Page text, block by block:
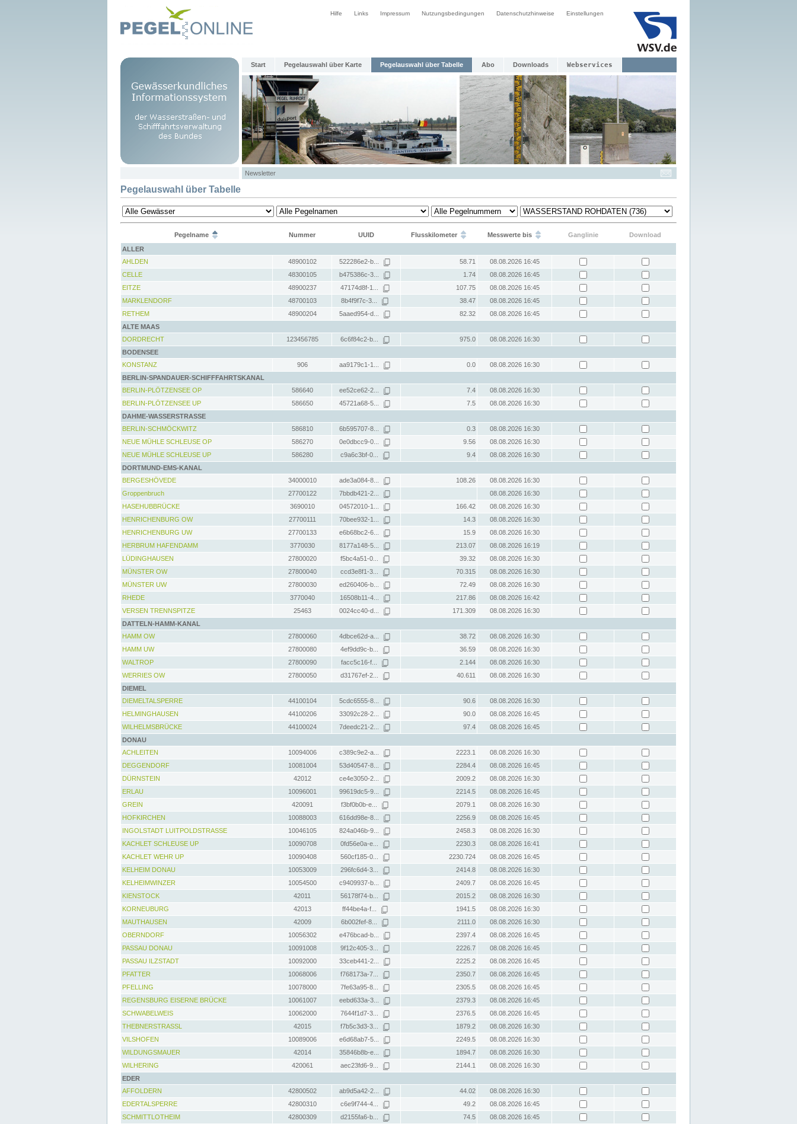
Hilfe Links Impressum Nutzungsbedingungen Datenschutzhinweise Einstellungen
Start Pegelauswahl über Karte Pegelauswahl über Tabelle Abo Downloads Webservices
Newsletter
Pegelauswahl über Tabelle
Pegelname Nummer UUID Flusskilometer Messwerte bis Ganglinie
Download
ALLER
AHLDEN
48900102 522286e2-b... 58.71
08.08.2026 16:45
CELLE
48300105 b475386c-3... 1.74
08.08.2026 16:45
EITZE
48900237 47174d8f-1... 107.75
08.08.2026 16:45
MARKLENDORF
48700103 8b4f9f7c-3... 38.47
08.08.2026 16:45
RETHEM
48900204 5aaed954-d... 82.32
08.08.2026 16:45
ALTE MAAS
DORDRECHT
123456785 6c6f84c2-b... 975.0
08.08.2026 16:30
BODENSEE
KONSTANZ
906 aa9179c1-1... 0.0
08.08.2026 16:30
BERLIN-SPANDAUER-SCHIFFFAHRTSKANAL
BERLIN-PLÖTZENSEE OP
586640 ee52ce62-2... 7.4
08.08.2026 16:30
BERLIN-PLÖTZENSEE UP
586650 45721a68-5... 7.5
08.08.2026 16:30
DAHME-WASSERSTRASSE
BERLIN-SCHMÖCKWITZ
586810 6b595707-8... 0.3
08.08.2026 16:30
NEUE MÜHLE SCHLEUSE OP
586270 0e0dbcc9-0... 9.56
08.08.2026 16:30
NEUE MÜHLE SCHLEUSE UP
586280 c9a6c3bf-0... 9.4
08.08.2026 16:30
DORTMUND-EMS-KANAL
BERGESHÖVEDE
34000010 ade3a084-8... 108.26
08.08.2026 16:30
Groppenbruch
27700122 7bbdb421-2...
08.08.2026 16:30
HASEHUBBRÜCKE
3690010 04572010-1... 166.42
08.08.2026 16:30
HENRICHENBURG OW
27700111 70bee932-1... 14.3
08.08.2026 16:30
HENRICHENBURG UW
27700133 e6b68bc2-6... 15.9
08.08.2026 16:30
HERBRUM HAFENDAMM
3770030 8177a148-5... 213.07
08.08.2026 16:19
LÜDINGHAUSEN
27800020 f5bc4a51-0... 39.32
08.08.2026 16:30
MÜNSTER OW
27800040 ccd3e8f1-3... 70.315
08.08.2026 16:30
MÜNSTER UW
27800030 ed260406-b... 72.49
08.08.2026 16:30
RHEDE
3770040 16508b11-4... 217.86
08.08.2026 16:42
VERSEN TRENNSPITZE
25463 0024cc40-d... 171.309
08.08.2026 16:30
DATTELN-HAMM-KANAL
HAMM OW
27800060 4dbce62d-a... 38.72
08.08.2026 16:30
HAMM UW
27800080 4ef9dd9c-b... 36.59
08.08.2026 16:30
WALTROP
27800090 facc5c16-f... 2.144
08.08.2026 16:30
WERRIES OW
27800050 d31767ef-2... 40.611
08.08.2026 16:30
DIEMEL
DIEMELTALSPERRE
44100104 5cdc6555-8... 90.6
08.08.2026 16:30
HELMINGHAUSEN
44100206 33092c28-2... 90.0
08.08.2026 16:45
WILHELMSBRÜCKE
44100024 7deedc21-2... 97.4
08.08.2026 16:45
DONAU
ACHLEITEN
10094006 c389c9e2-a... 2223.1
08.08.2026 16:30
DEGGENDORF
10081004 53d40547-8... 2284.4
08.08.2026 16:45
DÜRNSTEIN
42012 ce4e3050-2... 2009.2
08.08.2026 16:30
ERLAU
10096001 99619dc5-9... 2214.5
08.08.2026 16:45
GREIN
420091 f3bf0b0b-e... 2079.1
08.08.2026 16:30
HOFKIRCHEN
10088003 616dd98e-8... 2256.9
08.08.2026 16:45
INGOLSTADT LUITPOLDSTRASSE
10046105 824a046b-9... 2458.3
08.08.2026 16:30
KACHLET SCHLEUSE UP
10090708 0fd56e0a-e... 2230.3
08.08.2026 16:41
KACHLET WEHR UP
10090408 560cf185-0... 2230.724
08.08.2026 16:45
KELHEIM DONAU
10053009 296fc6d4-3... 2414.8
08.08.2026 16:30
KELHEIMWINZER
10054500 c9409937-b... 2409.7
08.08.2026 16:45
KIENSTOCK
42011 56178f74-b... 2015.2
08.08.2026 16:30
KORNEUBURG
42013 ff44be4a-f... 1941.5
08.08.2026 16:30
MAUTHAUSEN
42009 6b002fef-8... 2111.0
08.08.2026 16:30
OBERNDORF
10056302 e476bcad-b... 2397.4
08.08.2026 16:45
PASSAU DONAU
10091008 9f12c405-3... 2226.7
08.08.2026 16:45
PASSAU ILZSTADT
10092000 33ceb441-2... 2225.2
08.08.2026 16:45
PFATTER
10068006 f768173a-7... 2350.7
08.08.2026 16:45
PFELLING
10078000 7fe63a95-8... 2305.5
08.08.2026 16:45
REGENSBURG EISERNE BRÜCKE
10061007 eebd633a-3... 2379.3
08.08.2026 16:45
SCHWABELWEIS
10062000 7644f1d7-3... 2376.5
08.08.2026 16:45
THEBNERSTRASSL
42015 f7b5c3d3-3... 1879.2
08.08.2026 16:30
VILSHOFEN
10089006 e6d68ab7-5... 2249.5
08.08.2026 16:30
WILDUNGSMAUER
42014 35846b8b-e... 1894.7
08.08.2026 16:30
WILHERING
420061 aec23fd6-9... 2144.1
08.08.2026 16:30
EDER
AFFOLDERN
42800502 ab9d5a42-2... 44.02
08.08.2026 16:30
EDERTALSPERRE
42800310 c6e9f744-4... 49.2
08.08.2026 16:45
SCHMITTLOTHEIM
42800309 d2155fa6-b... 74.5
08.08.2026 16:45